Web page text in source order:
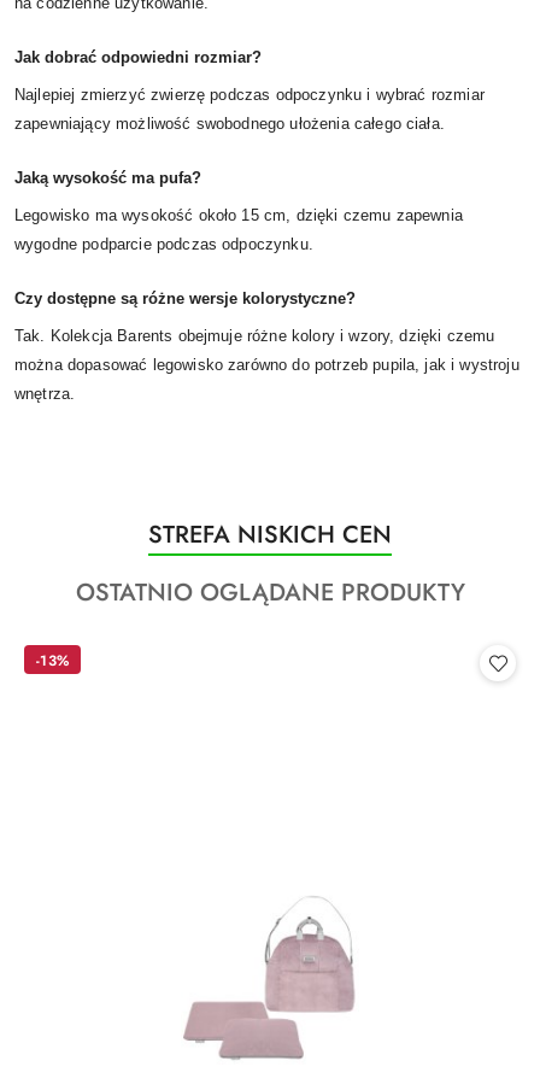
Jak dobrać odpowiedni rozmiar?
Najlepiej zmierzyć zwierzę podczas odpoczynku i wybrać rozmiar
zapewniający możliwość swobodnego ułożenia całego ciała.
Jaką wysokość ma pufa?
Legowisko ma wysokość około 15 cm, dzięki czemu zapewnia
wygodne podparcie podczas odpoczynku.
Czy dostępne są różne wersje kolorystyczne?
Tak. Kolekcja Barents obejmuje różne kolory i wzory, dzięki czemu
można dopasować legowisko zarówno do potrzeb pupila, jak i wystroju
wnętrza.
Pomiń karuzelę produktów
Produkty
o
statusie:
STREFA NISKICH CEN
Produkty
statusie:
OSTATNIO OGLĄDANE PRODUKTY
-13%